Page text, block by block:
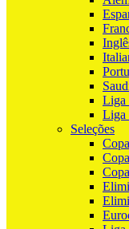
Liga
Liga
Seleções